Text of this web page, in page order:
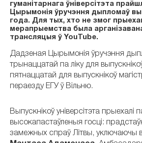
гуманітарнага ўніверсітэта
Цырымонія ўручэння дыпломаў
года. Для тых, хто не змог
мерапрыемства была
трансляцыя ў YouTube.
Дадзеная Цырымонія ўручэння
трынаццатай па ліку для
пятнаццатай для выпускнікоў
пераезду ЕГУ ў Вільню.
Выпускнікоў універсітэта прыехалі
высокапастаўленыя госці:
замежных спраў Літвы, уключаючы